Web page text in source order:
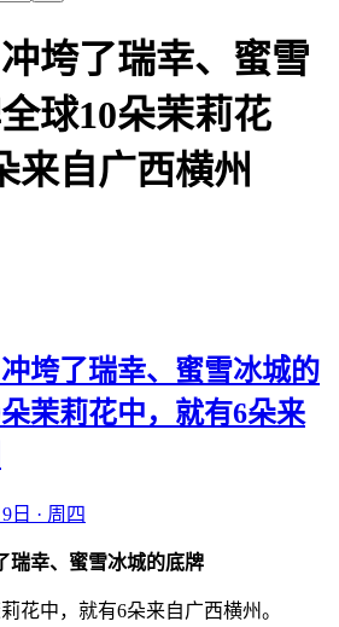
垮了瑞幸、蜜雪
球10朵茉莉花
来自广西横州
垮了瑞幸、蜜雪冰城的
茉莉花中，就有6朵来
日 · 周四
瑞幸、蜜雪冰城的底牌
花中，就有6朵来自广西横州。